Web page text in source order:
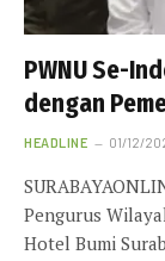
PWNU Se-
dengan
HEADLINE 01/12/
Pengurus
Hotel Bumi